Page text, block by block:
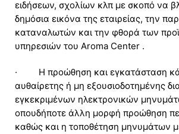
ειδήσεων, σχολίων κλπ με σκοπό να
δημόσια εικόνα της εταιρείας, την
καταναλωτών και την φθορά των
υπηρεσιών του Aroma Center .
· Η προώθηση και εγκατάσταση
αυθαίρετης ή μη εξουσιοδοτημένης
εγκεκριμένων ηλεκτρονικών
οπουδήποτε άλλη μορφή προώθηση
καθώς και η τοποθέτηση μηνυμάτων